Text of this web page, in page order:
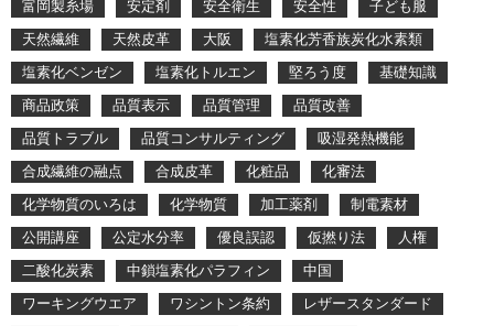
富岡製糸場
安定剤 安全衛生 安全性
子ども服
天然繊維
天然皮革 大阪
塩素化芳香族炭化水素類
塩素化ベンゼン
塩素化トルエン 堅ろう度
基礎知識
商品政策
品質表示 品質管理
品質改善
品質トラブル
品質コンサルティング
吸湿発熱機能
合成繊維の融点
合成皮革 化粧品
化審法
化学物質のいろは
化学物質 加工薬剤
制電素材
公開講座
公定水分率 優良誤認 仮撚り法
人権
二酸化炭素
中鎖塩素化パラフィン
中国
ワーキングウエア
ワシントン条約
レザースタンダード